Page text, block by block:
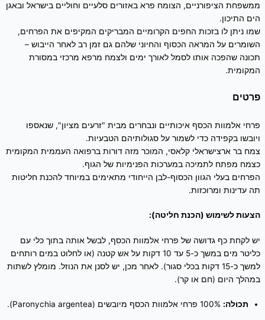
ממשפחת הציפורניים, הצומח פרא באזורים סלעיים וחוליים בישראל ובאגן
הים התיכון.
שמו ניתן לו בזכות החפים הקרומיים המבריקים המקיפים את הפרחים,
השומרים על המראה הכסוף והחיוני שלהם גם זמן רב לאחר הייבוש –
תכונה שהפכה אותו לסמל לאורך ימים ולצמח מרפא מרכזי במסורת
המקומית.
פרטים
פרחי אלמוות הכסף איכותיים ונבחרים מבית "זרעים מציון", שנאספו
ויובשו בקפידה כדי לשמור על סגולותיהם הטבעיות.
צמח בר ארצישראלי קלאסי, המוכר מזה דורות ברפואה העממית המקומית
כצמח מפתח לתמיכה במערכות הפנימיות של הגוף.
הפרחים בעלי הגוון הכסוף-לבן הייחודי מתאימים במיוחד להכנת חליטות
תה עדינות ומרוכזות.
הצעות לשימוש (הכנת חליטה):
יש לקחת כף גדושה של פרחי אלמוות הכסף, לבשל אותה בתוך כלי עם
כליטר מים במשך כ-5 עד 10 דקות על אש קטנה (או לחלוט במים רותחים
למשך כ-15 דקות בכלי סגור). לאחר מכן, יש לסנן את הנוזל. מומלץ לשתות
במהלך היום (חם או קר).
תכולה: